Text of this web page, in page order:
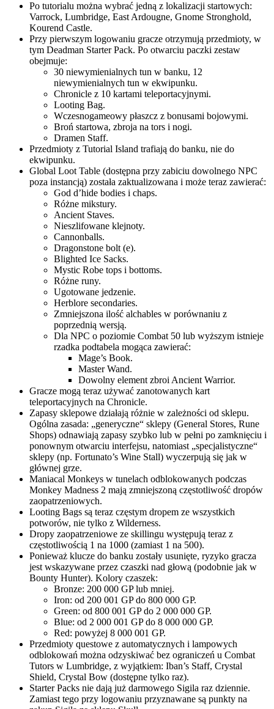
Po tutorialu można wybrać jedną z lokalizacji startowych:
Varrock, Lumbridge, East Ardougne, Gnome Stronghold,
Kourend Castle.
Przy pierwszym logowaniu gracze otrzymują przedmioty, w
tym Deadman Starter Pack. Po otwarciu paczki zestaw
obejmuje:
30 niewymienialnych tun w banku, 12
niewymienialnych tun w ekwipunku.
Chronicle z 10 kartami teleportacyjnymi.
Looting Bag.
Wczesnogameowy płaszcz z bonusami bojowymi.
Broń startowa, zbroja na tors i nogi.
Dramen Staff.
Przedmioty z Tutorial Island trafiają do banku, nie do
ekwipunku.
Global Loot Table (dostępna przy zabiciu dowolnego NPC
poza instancją) została zaktualizowana i może teraz zawierać:
God d’hide bodies i chaps.
Różne mikstury.
Ancient Staves.
Nieszlifowane klejnoty.
Cannonballs.
Dragonstone bolt (e).
Blighted Ice Sacks.
Mystic Robe tops i bottoms.
Różne runy.
Ugotowane jedzenie.
Herblore secondaries.
Zmniejszona ilość alchables w porównaniu z
poprzednią wersją.
Dla NPC o poziomie Combat 50 lub wyższym istnieje
rzadka podtabela mogąca zawierać:
Mage’s Book.
Master Wand.
Dowolny element zbroi Ancient Warrior.
Gracze mogą teraz używać zanotowanych kart
teleportacyjnych na Chronicle.
Zapasy sklepowe działają różnie w zależności od sklepu.
Ogólna zasada: „generyczne“ sklepy (General Stores, Rune
Shops) odnawiają zapasy szybko lub w pełni po zamknięciu i
ponownym otwarciu interfejsu, natomiast „specjalistyczne“
sklepy (np. Fortunato’s Wine Stall) wyczerpują się jak w
głównej grze.
Maniacal Monkeys w tunelach odblokowanych podczas
Monkey Madness 2 mają zmniejszoną częstotliwość dropów
zaopatrzeniowych.
Looting Bags są teraz częstym dropem ze wszystkich
potworów, nie tylko z Wilderness.
Dropy zaopatrzeniowe ze skillingu występują teraz z
częstotliwością 1 na 1000 (zamiast 1 na 500).
Ponieważ klucze do banku zostały usunięte, ryzyko gracza
jest wskazywane przez czaszki nad głową (podobnie jak w
Bounty Hunter). Kolory czaszek:
Bronze: 200 000 GP lub mniej.
Iron: od 200 001 GP do 800 000 GP.
Green: od 800 001 GP do 2 000 000 GP.
Blue: od 2 000 001 GP do 8 000 000 GP.
Red: powyżej 8 000 001 GP.
Przedmioty questowe z automatycznych i lampowych
odblokowań można odzyskiwać bez ograniczeń u Combat
Tutors w Lumbridge, z wyjątkiem: Iban’s Staff, Crystal
Shield, Crystal Bow (dostępne tylko raz).
Starter Packs nie dają już darmowego Sigila raz dziennie.
Zamiast tego przy logowaniu przyznawane są punkty na